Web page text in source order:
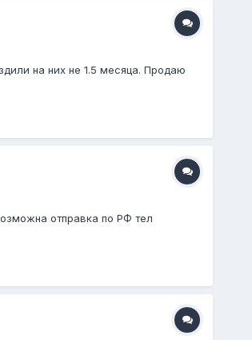
на них не 1.5 месяца. Продаю
отправка по РФ тел